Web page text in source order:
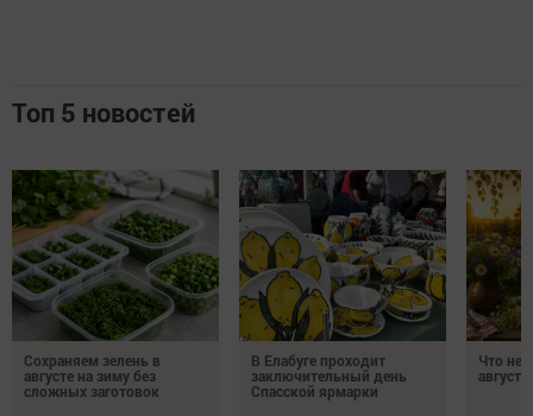
Топ 5 новостей
Сохраняем зелень в
августе на зиму без
сложных заготовок
В Елабуге проходит
заключительный день
Спасской ярмарки
Что